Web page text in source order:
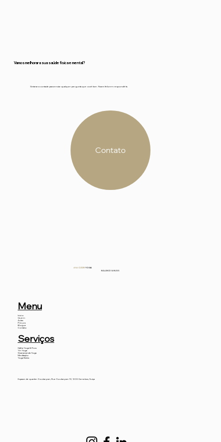
Vamos melhorar a sua saúde física e mental?
Sinta-se a vontade para enviar qualquer pergunta que você tiver. Ficarei feliz em respondê-la.
Contato
ANA CUDIN YOGA
BALANCE & BLISS
Menu
Início
Quem
Aulas
Preços
Blogue
Contato
Serviços
Hatha Yoga & Flow
Yin Yoga
Sivanananda Yoga
Meditação
Yoga Nidra
Espace de quartier Soubeyran, Rue Soubeyran 10, 1203 Genebra, Suíça